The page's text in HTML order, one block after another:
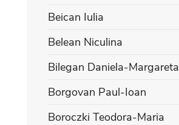
Beican Iulia
Belean Niculina
Bilegan Daniela-Margareta
Borgovan Paul-Ioan
Boroczki Teodora-Maria